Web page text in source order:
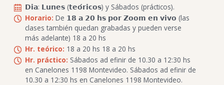
𝗗𝗶𝗮: 𝗟𝘂𝗻𝗲𝘀 (𝘁𝗲𝗼́𝗿𝗶𝗰𝗼𝘀) y Sábados (prácticos).
Horario: De 𝟭𝟴 𝗮 𝟮𝟬 𝗵𝘀 𝗽𝗼𝗿 𝗭𝗼𝗼𝗺 𝗲𝗻 𝘃𝗶𝘃𝗼 (las
clases también quedan grabadas y pueden verse
más adelante) 18 a 20 hs
Hr. teórico: 18 a 20 hs 18 a 20 hs
Hr. práctico: Sábados ad efinir de 10.30 a 12:30 hs
en Canelones 1198 Montevideo. Sábados ad efinir de
10.30 a 12:30 hs en Canelones 1198 Montevideo.